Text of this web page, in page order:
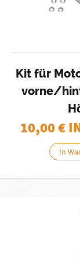
Kit für
vorne/
10,00€
In